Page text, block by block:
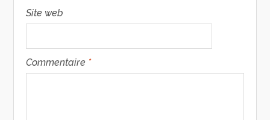
Site web
Commentaire *